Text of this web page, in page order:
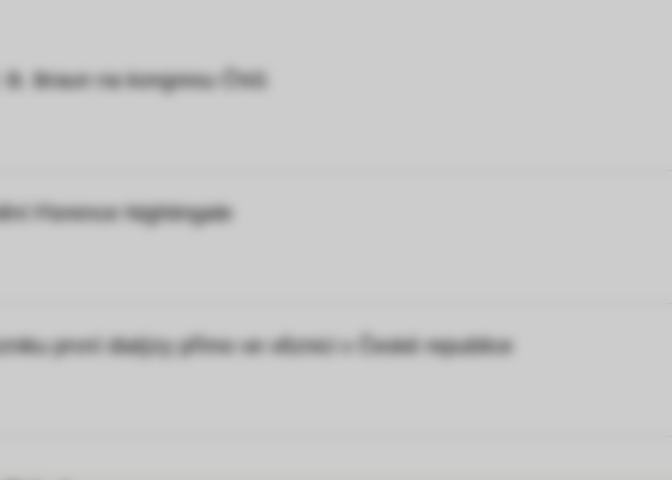
Braun na kongresu ČNS
Florence Nightingale
první dialýzy přímo ve věznici v České republice